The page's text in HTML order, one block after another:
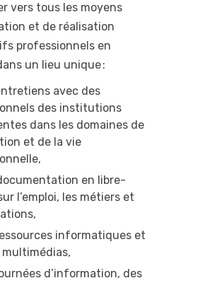
vers tous les moyens
et de réalisation
professionnels en
un lieu unique :
avec des
des institutions
dans les domaines de
et de la vie
en libre-
l’emploi, les métiers et
informatiques et
multimédias,
d’information, des